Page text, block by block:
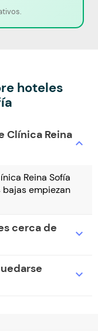
hoteles
Clínica Reina
expand_more
Reina Sofía
bajas empiezan
cerca de
expand_more
expand_more